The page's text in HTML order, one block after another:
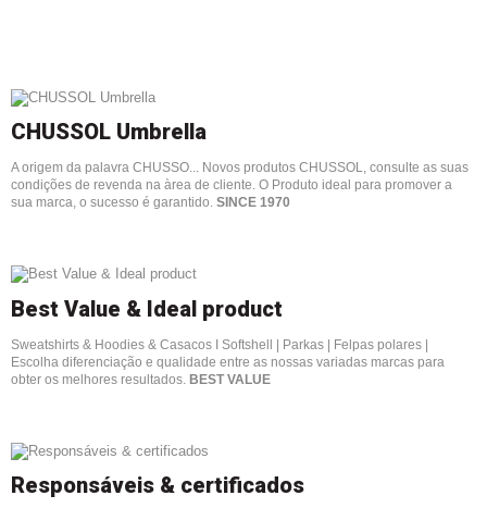
CHUSSOL Umbrella
A origem da palavra CHUSSO... Novos produtos CHUSSOL, consulte as suas
condições de revenda na àrea de cliente. O Produto ideal para promover a
sua marca, o sucesso é garantido. SINCE 1970
Best Value & Ideal product
Sweatshirts & Hoodies & Casacos I Softshell | Parkas | Felpas polares |
Escolha diferenciação e qualidade entre as nossas variadas marcas para
obter os melhores resultados. BEST VALUE
Responsáveis & certificados